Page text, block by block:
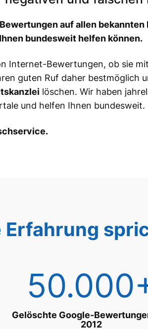
auf allen
bundesweit helfen können.
Internet-Bewertungen, ob sie
guten Ruf daher bestmöglich
löschen. Wir haben
und helfen Ihnen bundesweit.
Erfahrung
Gelöschte Google-
2012